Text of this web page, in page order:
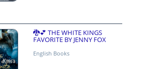
🐉💕 THE WHITE KINGS
FAVORITE BY JENNY FOX
English Books